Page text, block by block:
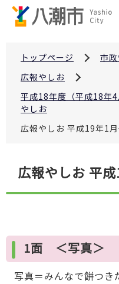
トップページ 市
広報やしお
平成18年度（平成18年
やしお
広報やしお 平成19年1
こ
ら
広報やしお 平
1面 ＜写真＞
写真＝みんなで餅つき